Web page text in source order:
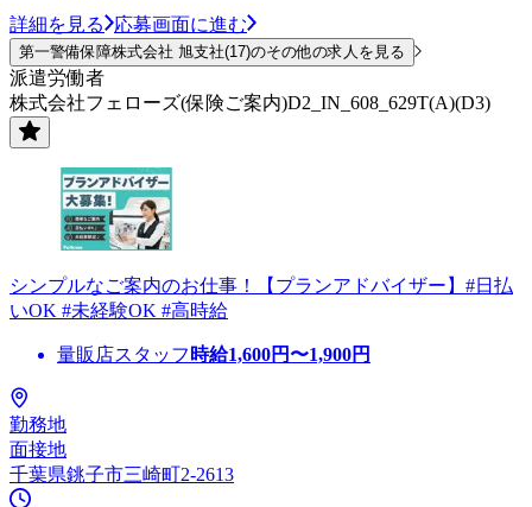
詳細を見る 応募画面に進む
第一警備保障株式会社 旭支社(17)のその他の求人を見る
派遣労働者
株式会社フェローズ(保険ご案内)D2_IN_608_629T(A)(D3)
シンプルなご案内のお仕事！【プランアドバイザー】#日払
いOK #未経験OK #高時給
量販店スタッフ 時給1,600円〜1,900円
勤務地
面接地
千葉県銚子市三崎町2-2613